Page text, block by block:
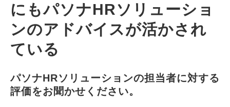
にもパソナHRソリューショ
ンのアドバイスが活かされ
ている
パソナHRソリューションの担当者に対する
評価をお聞かせください。